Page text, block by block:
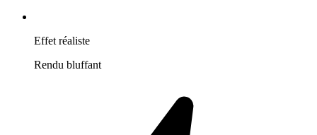
Effet réaliste
Rendu bluffant